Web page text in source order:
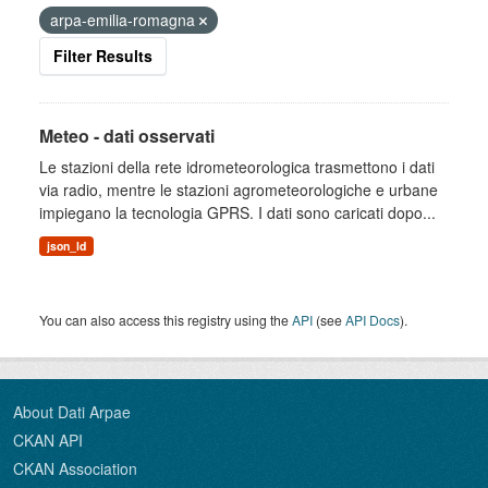
arpa-emilia-romagna
Filter Results
Meteo - dati osservati
Le stazioni della rete idrometeorologica trasmettono i dati
via radio, mentre le stazioni agrometeorologiche e urbane
impiegano la tecnologia GPRS. I dati sono caricati dopo...
json_ld
You can also access this registry using theAPI (seeAPI Docs).
About Dati Arpae
CKAN API
CKAN Association